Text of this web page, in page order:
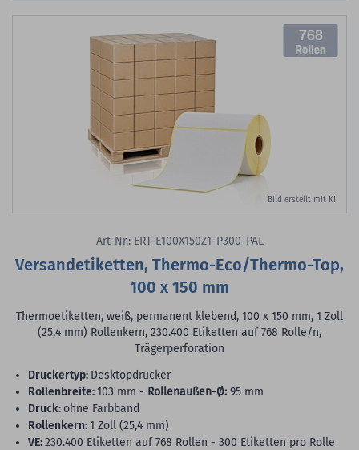
Bild erstellt mit KI
768
Art-Nr.: ERT-E100X150Z1-P300-PAL
Versandetiketten, Thermo-Eco/Thermo-Top,
100 x 150 mm
Thermoetiketten, weiß, permanent klebend, 100 x 150 mm, 1 Zoll
(25,4 mm) Rollenkern, 230.400 Etiketten auf 768 Rolle/n,
Trägerperforation
Druckertyp: Desktopdrucker
Rollenbreite:103 mm - Rollenaußen-Ø: 95 mm
Druck: ohne Farbband
Rollenkern:1 Zoll (25,4 mm)
VE:230.400 Etiketten auf 768 Rollen - 300 Etiketten pro Rolle